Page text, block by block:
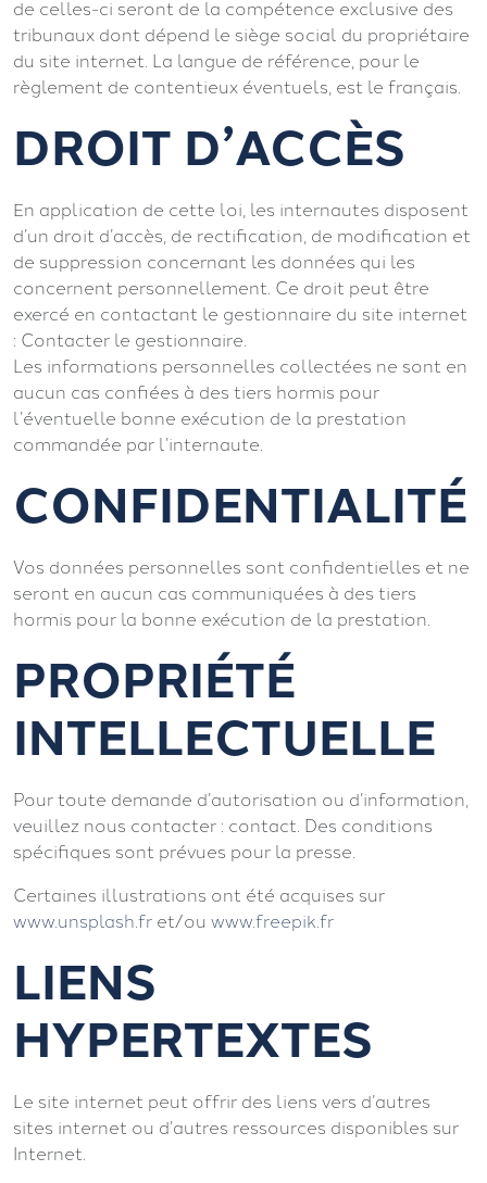
de celles-ci seront de la compétence exclusive des
tribunaux dont dépend le siège social du propriétaire
du site internet. La langue de référence, pour le
règlement de contentieux éventuels, est le français.
DROIT D’ACCÈS
En application de cette loi, les internautes disposent
d’un droit d’accès, de rectification, de modification et
de suppression concernant les données qui les
concernent personnellement. Ce droit peut être
exercé en contactant le gestionnaire du site internet
: Contacter le gestionnaire.
Les informations personnelles collectées ne sont en
aucun cas confiées à des tiers hormis pour
l’éventuelle bonne exécution de la prestation
commandée par l’internaute.
CONFIDENTIALITÉ
Vos données personnelles sont confidentielles et ne
seront en aucun cas communiquées à des tiers
hormis pour la bonne exécution de la prestation.
PROPRIÉTÉ
INTELLECTUELLE
Pour toute demande d’autorisation ou d’information,
veuillez nous contacter : contact. Des conditions
spécifiques sont prévues pour la presse.
Certaines illustrations ont été acquises sur
www.unsplash.fr et/ou www.freepik.fr
LIENS
HYPERTEXTES
Le site internet peut offrir des liens vers d’autres
sites internet ou d’autres ressources disponibles sur
Internet.